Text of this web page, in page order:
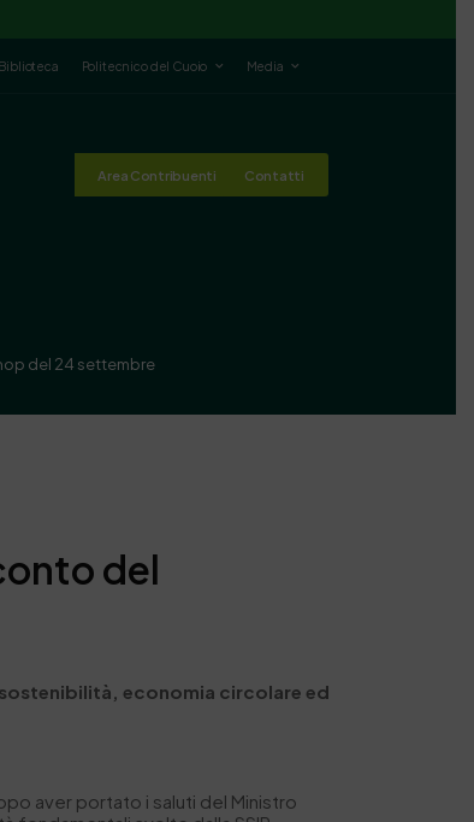
Biblioteca Politecnico del Cuoio Media
Area Contribuenti Contatti
del 24 settembre
del
economia circolare ed
aver portato i saluti del Ministro